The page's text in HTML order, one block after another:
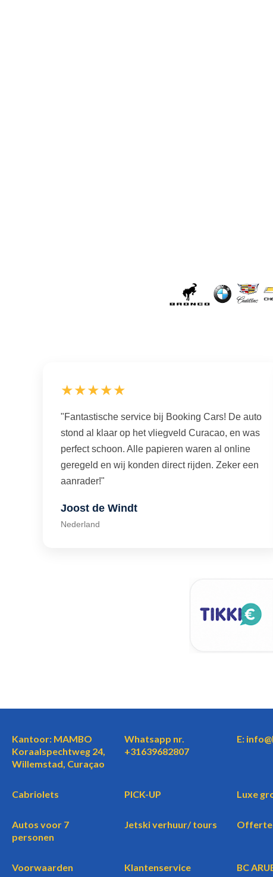
★★★★★
"Fantastische service bij Booking Cars! De auto
stond al klaar op het vliegveld Curacao, en was
perfect schoon. Alle papieren waren al online
geregeld en wij konden direct rijden. Zeker een
aanrader!"
Joost de Windt
Nederland
Kantoor: MAMBO
Koraalspechtweg 24,
Willemstad, Curaçao
Whatsapp nr.
+31639682807
E:
Cabriolets PICK-UP Luxe
Autos voor 7
personen
Jetski verhuur/ tours Offerte
Voorwaarden Klantenservice BC